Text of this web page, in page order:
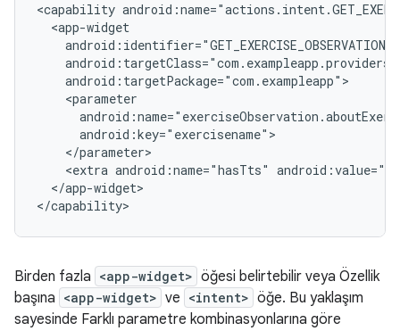
<capability
<extra android:name="hasTts"
</app-widget>
Birden fazla <app-widget> öğesi belirtebilir veya Özellik
başına <app-widget> ve <intent> öğe. Bu yaklaşım
sayesinde Farklı parametre kombinasyonlarına göre